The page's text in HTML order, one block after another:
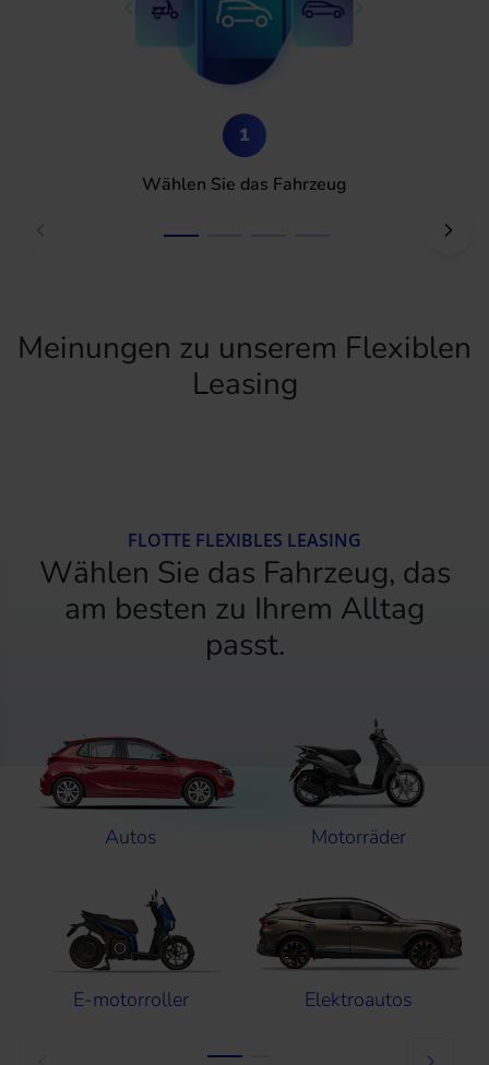
1
Wählen Sie das Fahrzeug
Meinungen zu unserem Flexiblen
Leasing
FLOTTE FLEXIBLES LEASING
Wählen Sie das Fahrzeug, das
am besten zu Ihrem Alltag
passt.
Autos Motorräder
E-motorroller Elektroautos